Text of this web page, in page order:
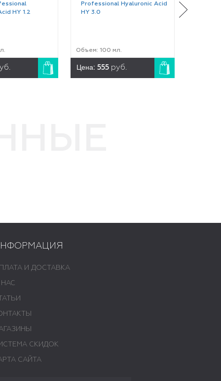
HY 1.2
Professional Hyaluronic Acid
HY 3.0
Объем: 100 мл.
Цена: 555 руб.
И ДОСТАВКА
СКИДОК
САЙТА